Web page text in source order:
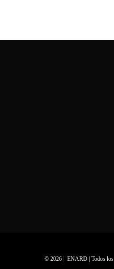
© 2026 | ENARD | Todos los